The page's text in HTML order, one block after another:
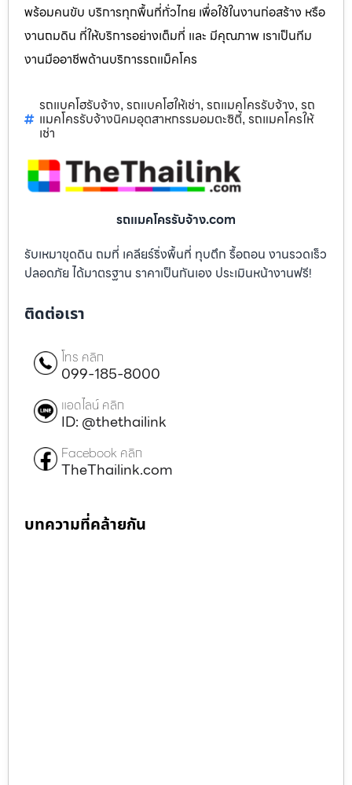
พร้อมคนขับ บริการทุกพื้นที่ทั่วไทย เพื่อใช้ในงานก่อสร้าง หรือ
งานถมดิน ที่ให้บริการอย่างเต็มที่ และ มีคุณภาพ เราเป็นทีม
งานมืออาชีพด้านบริการรถแม็คโคร
รถแบคโฮรับจ้าง, รถแบคโฮให้เช่า, รถแมคโครรับจ้าง, รถ
แมคโครรับจ้างนิคมอุตสาหกรรมอมตะซิตี้, รถแมคโครให้
เช่า
รถแมคโครรับจ้าง.com
รับเหมาขุดดิน ถมที่ เคลียร์ริ่งพื้นที่ ทุบตึก รื้อถอน งานรวดเร็ว
ปลอดภัย ได้มาตรฐาน ราคาเป็นกันเอง ประเมินหน้างานฟรี!
ติดต่อเรา
โทร คลิก
099-185-8000
แอดไลน์ คลิก
ID: @thethailink
Facebook คลิก
TheThailink.com
บทความที่คล้ายกัน